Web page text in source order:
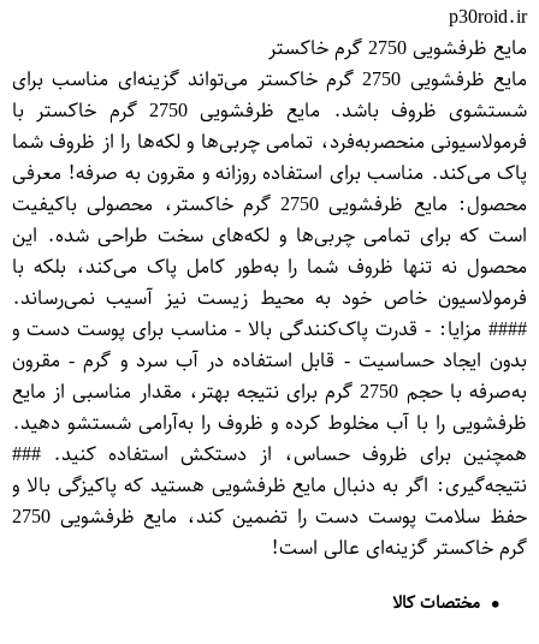
p30roid.ir
مایع ظرفشویی 2750 گرم خاکستر
مایع ظرفشویی 2750 گرم خاکستر می‌تواند گزینه‌ای مناسب برای
شستشوی ظروف باشد. مایع ظرفشویی 2750 گرم خاکستر با
فرمولاسیونی منحصر‌به‌فرد، تمامی چربی‌ها و لکه‌ها را از ظروف شما
پاک می‌کند. مناسب برای استفاده روزانه و مقرون به صرفه! معرفی
محصول: مایع ظرفشویی 2750 گرم خاکستر، محصولی باکیفیت
است که برای تمامی چربی‌ها و لکه‌های سخت طراحی شده. این
محصول نه تنها ظروف شما را به‌طور کامل پاک می‌کند، بلکه با
فرمولاسیون خاص خود به محیط زیست نیز آسیب نمی‌رساند.
#### مزایا: - قدرت پاک‌کنندگی بالا - مناسب برای پوست دست و
بدون ایجاد حساسیت - قابل استفاده در آب سرد و گرم - مقرون
به‌صرفه با حجم 2750 گرم برای نتیجه بهتر، مقدار مناسبی از مایع
ظرفشویی را با آب مخلوط کرده و ظروف را به‌آرامی شستشو دهید.
همچنین برای ظروف حساس، از دستکش استفاده کنید. ###
نتیجه‌گیری: اگر به دنبال مایع ظرفشویی هستید که پاکیزگی بالا و
حفظ سلامت پوست دست را تضمین کند، مایع ظرفشویی 2750
گرم خاکستر گزینه‌ای عالی است!
مختصات کالا